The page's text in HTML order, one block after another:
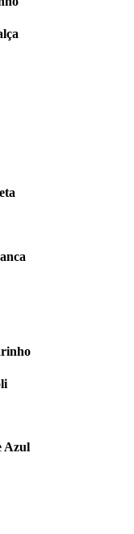
Azul